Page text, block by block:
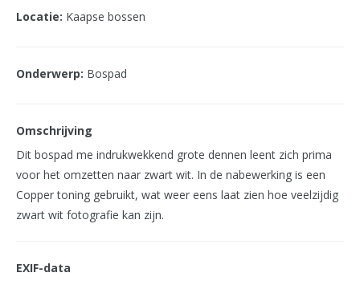
Locatie: Kaapse bossen
Onderwerp: Bospad
Omschrijving
Dit bospad me indrukwekkend grote dennen leent zich prima
voor het omzetten naar zwart wit. In de nabewerking is een
Copper toning gebruikt, wat weer eens laat zien hoe veelzijdig
zwart wit fotografie kan zijn.
EXIF-data